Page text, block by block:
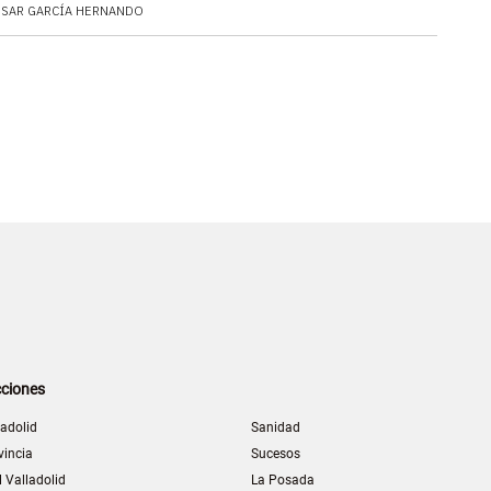
GARCÍA HERNANDO
Valladolid
Sanidad
Sucesos
La Posada